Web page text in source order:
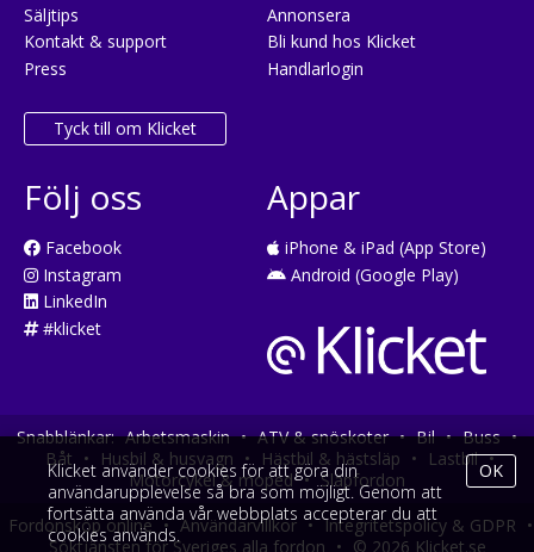
Säljtips
Kontakt & support
Press
Tyck till om Klicket
Annonsera
Bli kund hos Klicket
Handlarlogin
Följ oss
Facebook
Instagram
LinkedIn
#klicket
Appar
iPhone & iPad (App Store)
Android (Google Play)
Snabblänkar: Arbetsmaskin • ATV & snöskoter • Bil • Buss •
Båt • Husbil & husvagn • Hästbil & hästsläp • Lastbil •
Motorcykel & moped • Släpfordon
Fordonsköp online • Användarvillkor • Integritetspolicy & GDPR •
Söktjänsten för Sveriges alla fordon • © 2026 Klicket.se
Klicket använder cookies för att göra din
användarupplevelse så bra som möjligt. Genom att
fortsätta använda vår webbplats accepterar du att
cookies används.
OK